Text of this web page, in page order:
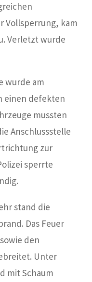
Vollsperrung, kam
Verletzt wurde
wurde am
einen defekten
mussten
Anschlussstelle
zur
sperrte
stand die
Das Feuer
den
Unter
mit Schaum